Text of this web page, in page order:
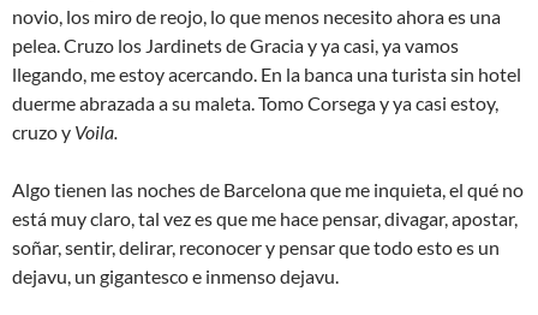
novio, los miro de reojo, lo que menos necesito ahora es una
pelea. Cruzo los Jardinets de Gracia y ya casi, ya vamos
llegando, me estoy acercando. En la banca una turista sin hotel
duerme abrazada a su maleta. Tomo Corsega y ya casi estoy,
cruzo y Voila.
Algo tienen las noches de Barcelona que me inquieta, el qué no
está muy claro, tal vez es que me hace pensar, divagar, apostar,
soñar, sentir, delirar, reconocer y pensar que todo esto es un
dejavu, un gigantesco e inmenso dejavu.